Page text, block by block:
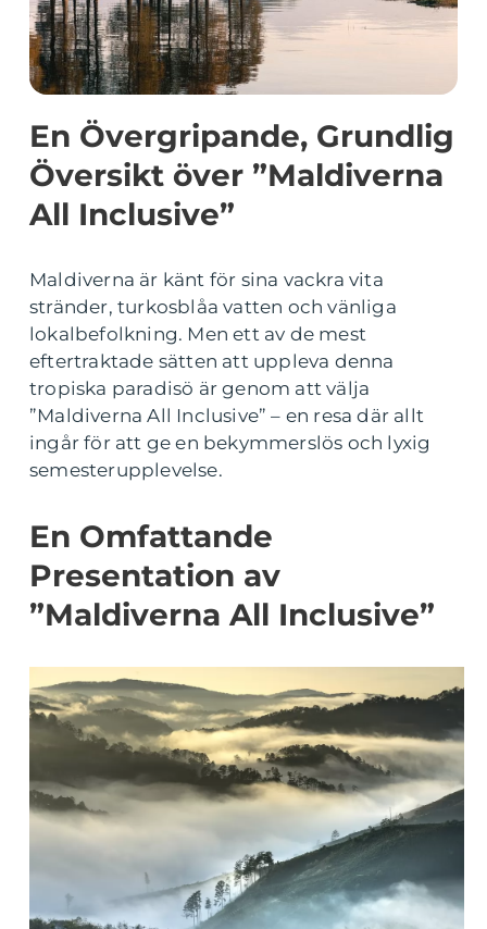
En Övergripande, Grundlig
Översikt över ”Maldiverna
All Inclusive”
Maldiverna är känt för sina vackra vita
stränder, turkosblåa vatten och vänliga
lokalbefolkning. Men ett av de mest
eftertraktade sätten att uppleva denna
tropiska paradisö är genom att välja
”Maldiverna All Inclusive” – en resa där allt
ingår för att ge en bekymmerslös och lyxig
semesterupplevelse.
En Omfattande
Presentation av
”Maldiverna All Inclusive”